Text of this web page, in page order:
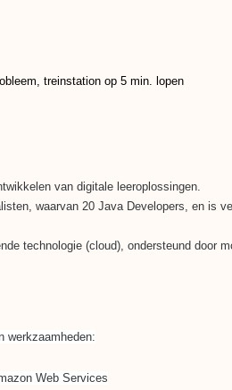
treinstation op 5 min. lopen
van digitale leeroplossingen.
waarvan 20 Java Developers, en is
technologie (cloud), ondersteund door
werkzaamheden:
Web Services